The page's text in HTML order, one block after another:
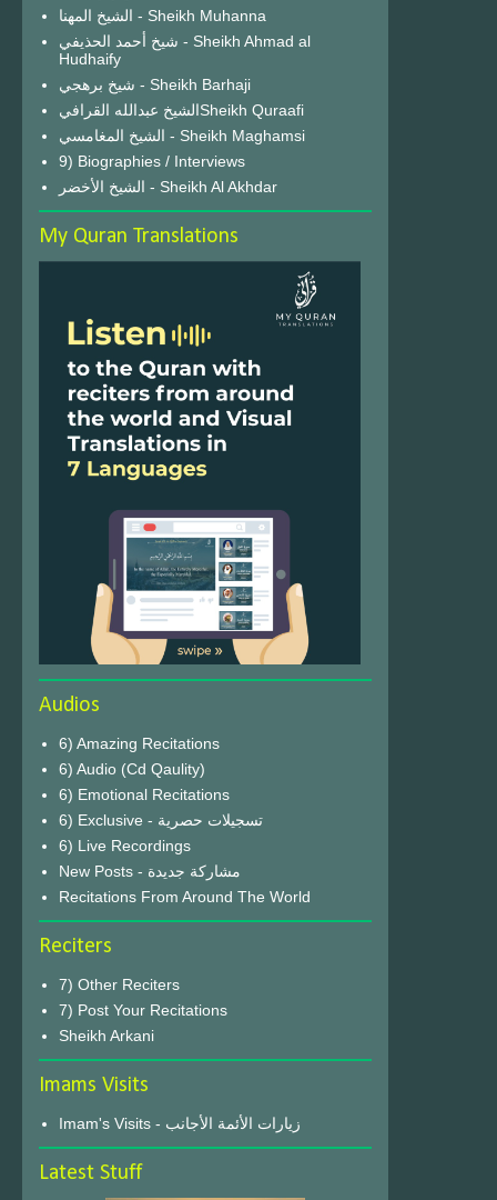
الشيخ المهنا - Sheikh Muhanna
شيخ أحمد الحذيفي - Sheikh Ahmad al
Hudhaify
شيخ برهجي - Sheikh Barhaji
الشيخ عبدالله القرافيSheikh Quraafi
الشيخ المغامسي - Sheikh Maghamsi
9) Biographies / Interviews
الشيخ الأخضر - Sheikh Al Akhdar
My Quran Translations
Audios
6) Amazing Recitations
6) Audio (Cd Qaulity)
6) Emotional Recitations
6) Exclusive - تسجيلات حصرية
6) Live Recordings
New Posts - مشاركة جديدة
Recitations From Around The World
Reciters
7) Other Reciters
7) Post Your Recitations
Sheikh Arkani
Imams Visits
Imam's Visits - زيارات الأئمة الأجانب
Latest Stuff